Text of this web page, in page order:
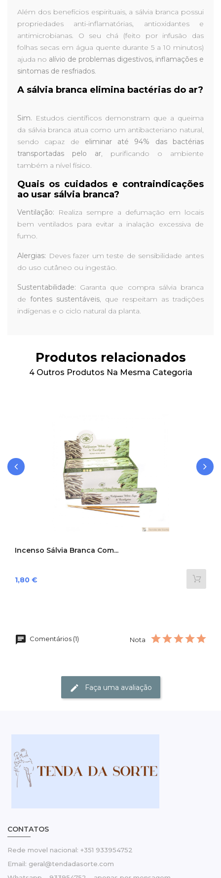
Além dos benefícios espirituais, a sálvia branca possui
propriedades anti-inflamatórias, antioxidantes e
antimicrobianas. O seu chá (feito por infusão das
folhas secas em água quente durante 5 a 10 minutos)
ajuda no alívio de problemas digestivos, inflamações e
sintomas de resfriados.
A sálvia branca elimina bactérias do ar?
Sim. Estudos científicos demonstram que a queima
da sálvia branca atua como um antibacteriano natural,
sendo capaz de eliminar até 94% das bactérias
transportadas pelo ar, purificando o ambiente
também a nível físico.
Quais os cuidados e contraindicações
ao usar sálvia branca?
Ventilação: Realiza sempre a defumação em locais
bem ventilados para evitar a inalação excessiva de
fumo.
Alergias: Deves fazer um teste de sensibilidade antes
do uso cutâneo ou ingestão.
Sustentabilidade: Garanta que compra sálvia branca
de fontes sustentáveis, que respeitam as tradições
indígenas e o ciclo natural da planta.
Produtos relacionados
4 Outros Produtos Na Mesma Categoria
Incenso Sálvia Branca Com...
Preço
1,80 €
Comentários (1) Nota
Faça uma avaliação
CONTATOS
Rede movel nacional: +351 933954752
Email: geral@tendadasorte.com